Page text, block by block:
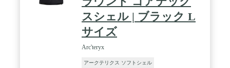
スシェル | ブラック L
サイズ
Arc'teryx
アークテリクス ソフトシェル